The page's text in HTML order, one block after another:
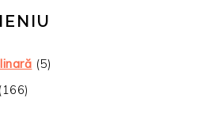
(5)
(166)